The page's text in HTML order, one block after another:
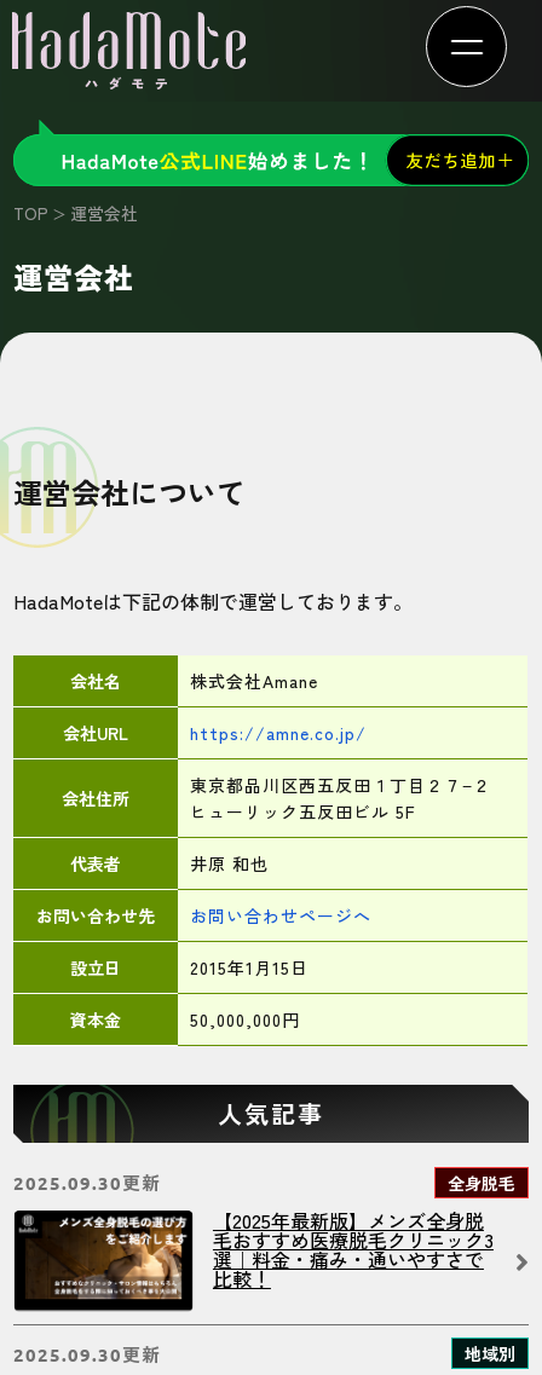
TOP 運営会社
運営会社
運営会社について
HadaMoteは下記の体制で運営しております。
会社名 株式会社Amane
会社URL https://amne.co.jp/
会社住所
東京都品川区西五反田１丁目２７−２
ヒューリック五反田ビル 5F
代表者 井原 和也
お問い合わせ先 お問い合わせページへ
設立日 2015年1月15日
資本金 50,000,000円
人気記事
2025.09.30更新 全身脱毛
【2025年最新版】メンズ全身脱
毛おすすめ医療脱毛クリニック3
選｜料金・痛み・通いやすさで
比較！
2025.09.30更新 地域別